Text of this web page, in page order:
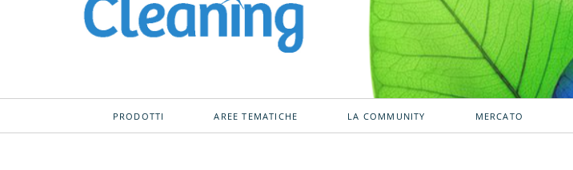
PRODOTTI AREE TEMATICHE LA COMMUNITY MERCATO